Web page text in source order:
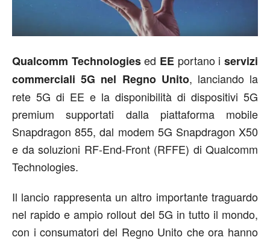
Qualcomm Technologiesed EE portano iservizi
commerciali 5G nel Regno Unito, lanciando la
rete 5G di EE e la disponibilità di dispositivi 5G
premium supportati dalla piattaforma mobile
Snapdragon 855, dal modem 5G Snapdragon X50
e da soluzioni RF-End-Front (RFFE) di Qualcomm
Technologies.
Il lancio rappresenta un altro importante traguardo
nel rapido e ampio rollout del 5G in tutto il mondo,
con i consumatori del Regno Unito che ora hanno